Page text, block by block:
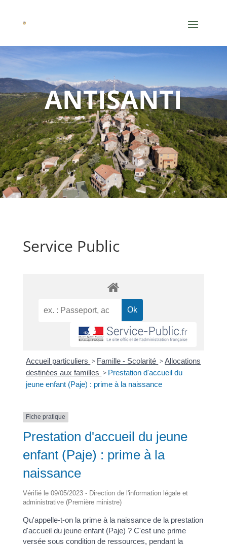
ANTISANTI
Service Public
Accueil particuliers > Famille - Scolarité >Allocations
destinées aux familles > Prestation d'accueil du
jeune enfant (Paje) : prime à la naissance
Fiche pratique
Prestation d'accueil du jeune
enfant (Paje) : prime à la
naissance
Vérifié le 09/05/2023 - Direction de l'information légale et
administrative (Première ministre)
Qu'appelle-t-on la prime à la naissance de la prestation
d'accueil du jeune enfant (Paje) ? C'est une prime
versée sous condition de ressources, pendant la